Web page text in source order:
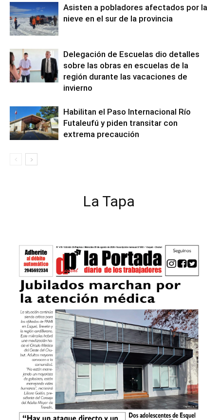
Asisten a pobladores afectados por la
nieve en el sur de la provincia
Delegación de Escuelas dio detalles
sobre las obras en escuelas de la
región durante las vacaciones de
invierno
Habilitan el Paso Internacional Río
Futaleufú y piden transitar con
extrema precaución
La Tapa